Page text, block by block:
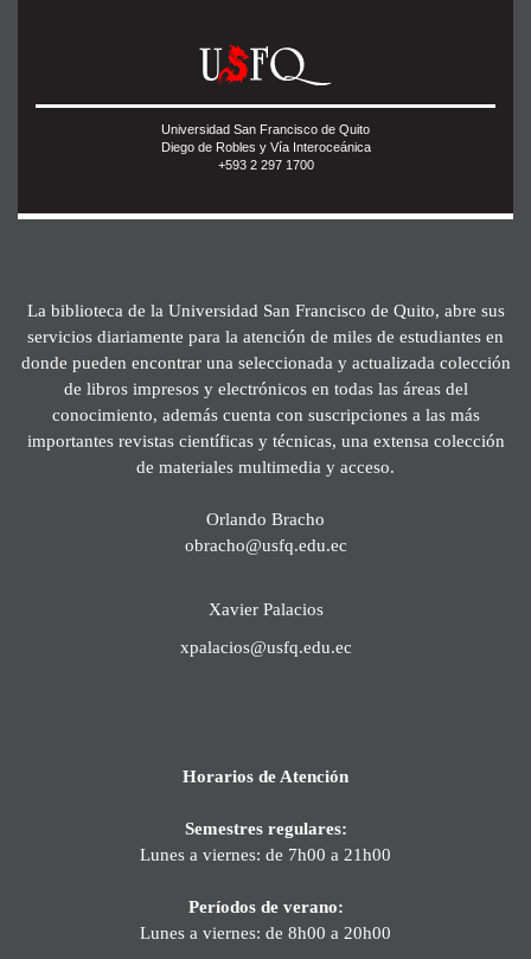
Universidad San Francisco de Quito
Diego de Robles y Vía Interoceánica
+593 2 297 1700
La biblioteca de la Universidad San Francisco de Quito, abre sus
servicios diariamente para la atención de miles de estudiantes en
donde pueden encontrar una seleccionada y actualizada colección
de libros impresos y electrónicos en todas las áreas del
conocimiento, además cuenta con suscripciones a las más
importantes revistas científicas y técnicas, una extensa colección
de materiales multimedia y acceso.
Orlando Bracho
obracho@usfq.edu.ec
Xavier Palacios
xpalacios@usfq.edu.ec
Horarios de Atención
Semestres regulares:
Lunes a viernes: de 7h00 a 21h00
Períodos de verano:
Lunes a viernes: de 8h00 a 20h00